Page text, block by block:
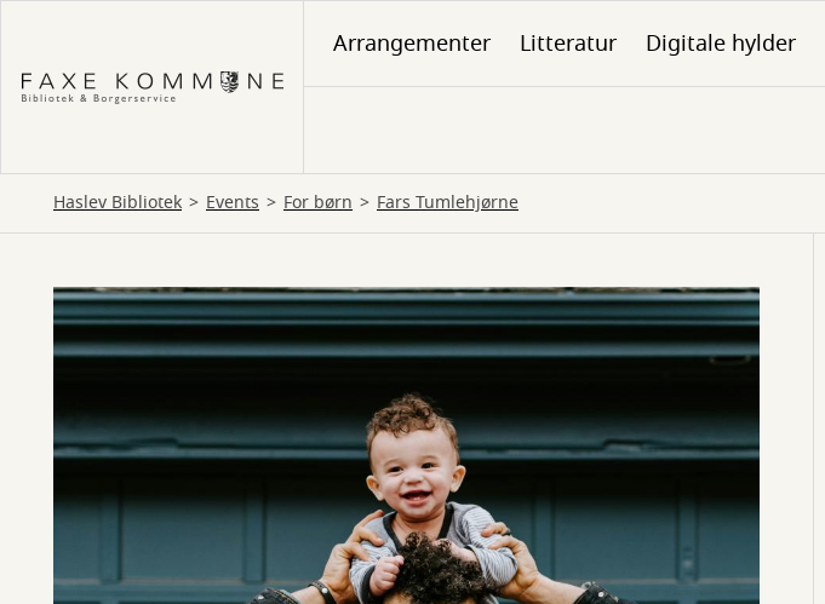
hovedindhold
Arrangementer Litteratur Digitale hylder
Haslev Bibliotek Events For børn Fars Tumlehjørne